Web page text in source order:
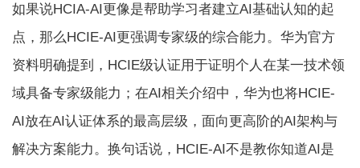
如果说HCIA-AI更像是帮助学习者建立AI基础认知的起
点，那么HCIE-AI更强调专家级的综合能力。华为官方
资料明确提到， HCIE级认证用于证明个人在某一技术领
域具备专家级能力；在AI相关介绍中，华为也将HCIE-
AI放在AI认证体系的最高层级，面向更高阶的AI架构与
解决方案能力。换句话说，HCIE-AI不是教你知道AI是